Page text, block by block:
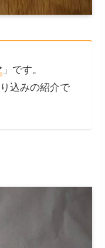
」です。
込みの紹介で